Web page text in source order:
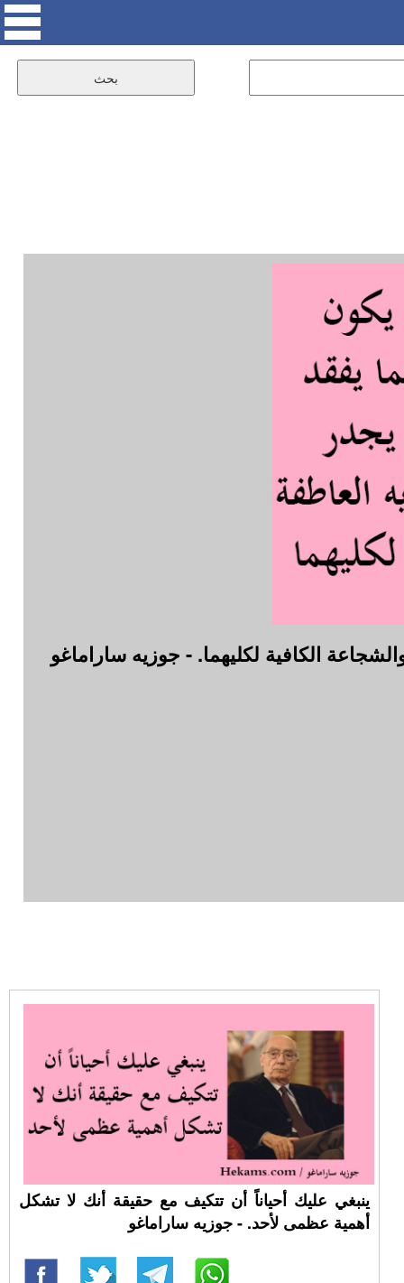
الكافية لكليهما. - جوزيه ساراماغو
ينبغي عليك أحياناً أن تتكيف مع حقيقة أنك لا تشكل
أهمية عظمى لأحد. - جوزيه ساراماغو